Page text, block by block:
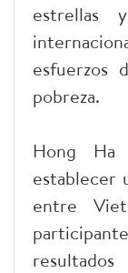
estrellas
esfuerzos
pobreza.
Hong Ha
establecer
entre